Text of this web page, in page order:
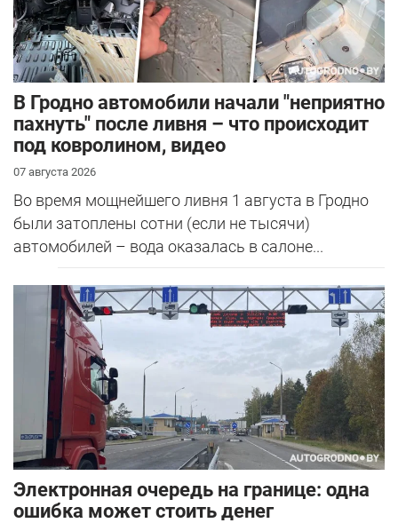
В Гродно автомобили начали "неприятно
пахнуть" после ливня – что происходит
под ковролином, видео
07 августа 2026
Во время мощнейшего ливня 1 августа в Гродно
были затоплены сотни (если не тысячи)
автомобилей – вода оказалась в салоне...
Электронная очередь на границе: одна
ошибка может стоить денег